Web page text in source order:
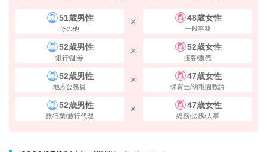
51歳男性
その他
48歳女性
一般事務
52歳男性
銀行/証券
52歳女性
接客/販売
52歳男性
地方公務員
47歳女性
保育士/幼稚園教諭
52歳男性
旅行業/旅行代理
47歳女性
総務/法務/人事